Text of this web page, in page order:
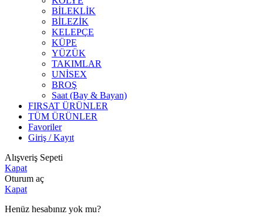
BİLEKLİK
BİLEZİK
KELEPÇE
KÜPE
YÜZÜK
TAKIMLAR
UNİSEX
BROŞ
Saat (Bay & Bayan)
FIRSAT ÜRÜNLER
TÜM ÜRÜNLER
Favoriler
Giriş / Kayıt
Alışveriş Sepeti
Kapat
Oturum aç
Kapat
Henüz hesabınız yok mu?